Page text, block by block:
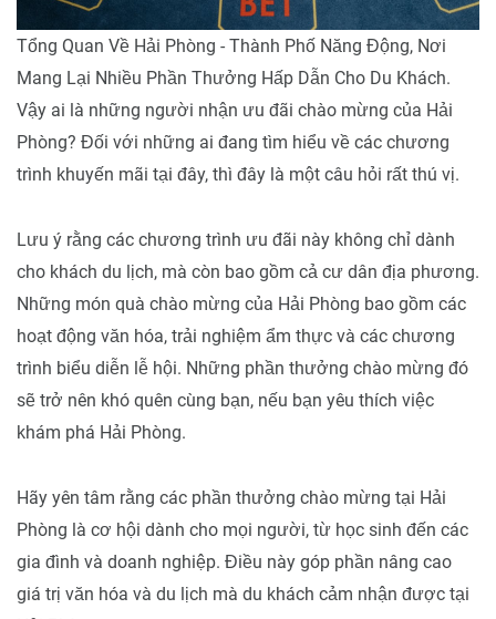
Tổng Quan Về Hải Phòng - Thành Phố Năng Động, Nơi
Mang Lại Nhiều Phần Thưởng Hấp Dẫn Cho Du Khách.
Vậy ai là những người nhận ưu đãi chào mừng của Hải
Phòng? Đối với những ai đang tìm hiểu về các chương
trình khuyến mãi tại đây, thì đây là một câu hỏi rất thú vị.
Lưu ý rằng các chương trình ưu đãi này không chỉ dành
cho khách du lịch, mà còn bao gồm cả cư dân địa phương.
Những món quà chào mừng của Hải Phòng bao gồm các
hoạt động văn hóa, trải nghiệm ẩm thực và các chương
trình biểu diễn lễ hội. Những phần thưởng chào mừng đó
sẽ trở nên khó quên cùng bạn, nếu bạn yêu thích việc
khám phá Hải Phòng.
Hãy yên tâm rằng các phần thưởng chào mừng tại Hải
Phòng là cơ hội dành cho mọi người, từ học sinh đến các
gia đình và doanh nghiệp. Điều này góp phần nâng cao
giá trị văn hóa và du lịch mà du khách cảm nhận được tại